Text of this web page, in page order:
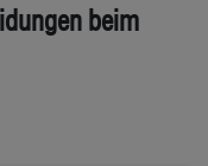
beim